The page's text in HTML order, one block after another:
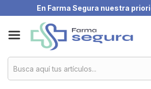
En Farma Segura nuestra
to
Content